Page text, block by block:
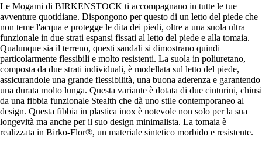
Le Mogami di BIRKENSTOCK ti accompagnano in tutte le tue
avventure quotidiane. Dispongono per questo di un letto del piede che
non teme l'acqua e protegge le dita dei piedi, oltre a una suola ultra
funzionale in due strati espansi fissati al letto del piede e alla tomaia.
Qualunque sia il terreno, questi sandali si dimostrano quindi
particolarmente flessibili e molto resistenti. La suola in poliuretano,
composta da due strati individuali, è modellata sul letto del piede,
assicurandole una grande flessibilità, una buona aderenza e garantendo
una durata molto lunga. Questa variante è dotata di due cinturini, chiusi
da una fibbia funzionale Stealth che dà uno stile contemporaneo al
design. Questa fibbia in plastica inox è notevole non solo per la sua
longevità ma anche per il suo design minimalista. La tomaia è
realizzata in Birko-Flor®, un materiale sintetico morbido e resistente.